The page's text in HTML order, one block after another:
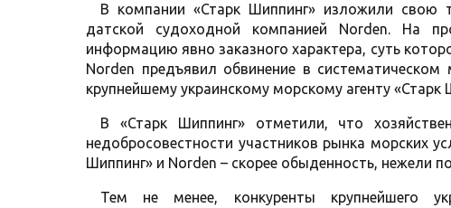
В компании «Старк Шиппинг» изложили свою
датской судоходной компанией Norden. На
информацию явно заказного характера, суть
Norden предъявил обвинение в
крупнейшему украинскому морскому агенту «Старк
В «Старк Шиппинг» отметили, что
недобросовестности участников рынка морских
Шиппинг» и Norden – скорее обыденность, нежели
Тем не менее, конкуренты крупнейшего